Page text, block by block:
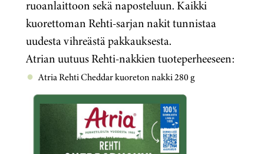
ruoanlaittoon sekä naposteluun. Kaikki
kuorettoman Rehti-sarjan nakit tunnistaa
uudesta vihreästä pakkauksesta.
Atrian uutuus Rehti-nakkien tuoteperheeseen:
Atria Rehti Cheddar kuoreton nakki 280 g